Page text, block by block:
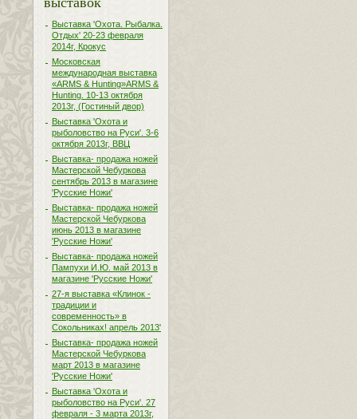
Выставка 'Охота. Рыбалка.
Отдых' 20-23 февраля
2014г, Крокус
Московская
международная выставка
«ARMS & Hunting»ARMS &
Hunting. 10-13 октября
2013г, (Гостиный двор)
Выставка 'Охота и
рыболовство на Руси'. 3-6
октября 2013г, ВВЦ
Выставка- продажа ножей
Мастерской Чебуркова
сентябрь 2013 в магазине
'Русские Ножи'
Выставка- продажа ножей
Мастерской Чебуркова
июнь 2013 в магазине
'Русские Ножи'
Выставка- продажа ножей
Пампухи И.Ю. май 2013 в
магазине 'Русские Ножи'
27-я выставка «Клинок -
традиции и
современность» в
Сокольниках! апрель 2013'
Выставка- продажа ножей
Мастерской Чебуркова
март 2013 в магазине
'Русские Ножи'
Выставка 'Охота и
рыболовство на Руси'. 27
февраля - 3 марта 2013г,